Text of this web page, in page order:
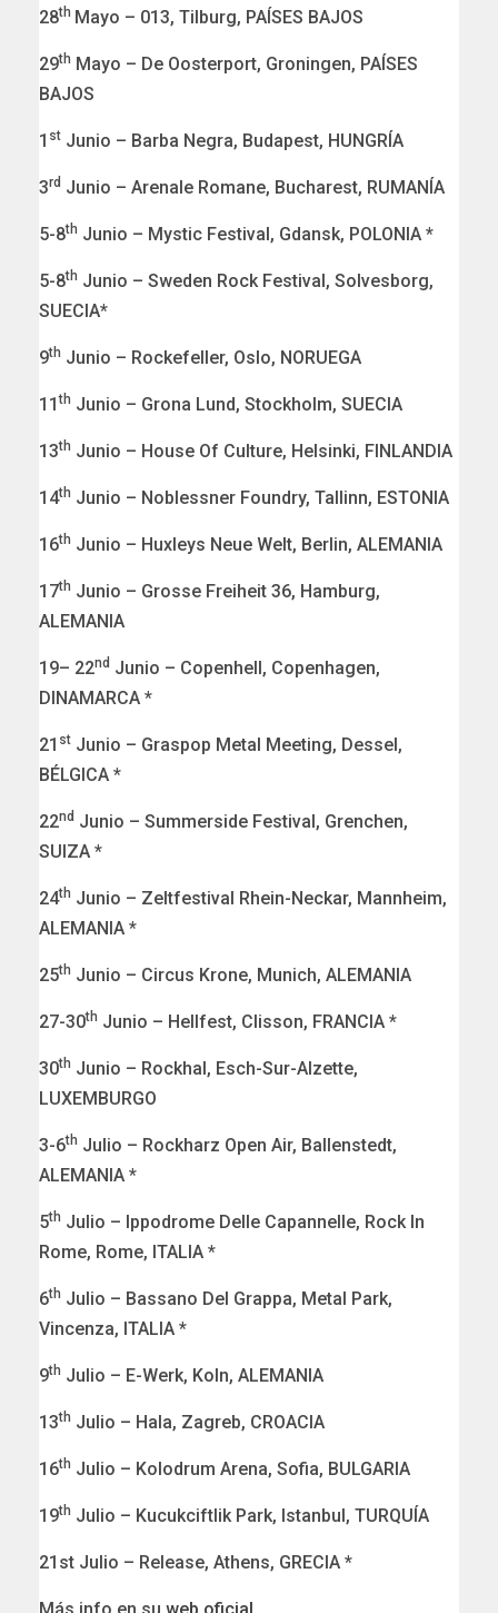
28th Mayo – 013, Tilburg, PAÍSES BAJOS
29th Mayo – De Oosterport, Groningen, PAÍSES
BAJOS
1 st Junio – Barba Negra, Budapest, HUNGRÍA
3rd Junio – Arenale Romane, Bucharest, RUMANÍA
5-8th Junio – Mystic Festival, Gdansk, POLONIA *
5-8th Junio – Sweden Rock Festival, Solvesborg,
SUECIA*
9th Junio – Rockefeller, Oslo, NORUEGA
11th Junio – Grona Lund, Stockholm, SUECIA
13th Junio – House Of Culture, Helsinki, FINLANDIA
14th Junio – Noblessner Foundry, Tallinn, ESTONIA
16th Junio – Huxleys Neue Welt, Berlin, ALEMANIA
17th Junio – Grosse Freiheit 36, Hamburg,
ALEMANIA
19– 22nd Junio – Copenhell, Copenhagen,
DINAMARCA *
21 st Junio – Graspop Metal Meeting, Dessel,
BÉLGICA *
22nd Junio – Summerside Festival, Grenchen,
SUIZA *
24th Junio – Zeltfestival Rhein-Neckar, Mannheim,
ALEMANIA *
25th Junio – Circus Krone, Munich, ALEMANIA
27-30th Junio – Hellfest, Clisson, FRANCIA *
30th Junio – Rockhal, Esch-Sur-Alzette,
LUXEMBURGO
3-6th Julio – Rockharz Open Air, Ballenstedt,
ALEMANIA *
5th Julio – Ippodrome Delle Capannelle, Rock In
Rome, Rome, ITALIA *
6th Julio – Bassano Del Grappa, Metal Park,
Vincenza, ITALIA *
9th Julio – E-Werk, Koln, ALEMANIA
13th Julio – Hala, Zagreb, CROACIA
16th Julio – Kolodrum Arena, Sofia, BULGARIA
19th Julio – Kucukciftlik Park, Istanbul, TURQUÍA
21st Julio – Release, Athens, GRECIA *